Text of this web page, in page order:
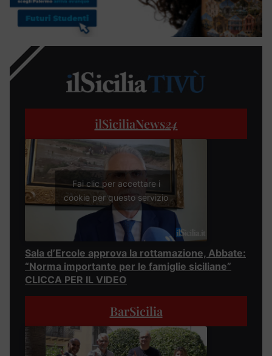
ilSiciliaNews24
Fai clic per accettare i
cookie per questo servizio
Sala d’Ercole approva la rottamazione, Abbate:
“Norma importante per le famiglie siciliane”
CLICCA PER IL VIDEO
BarSicilia